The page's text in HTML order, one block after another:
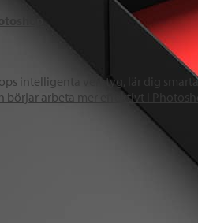
intelligenta verktyg, lär dig
börjar arbeta mer effektivt i